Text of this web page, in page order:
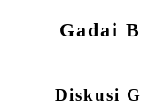
Gadai
Diskusi